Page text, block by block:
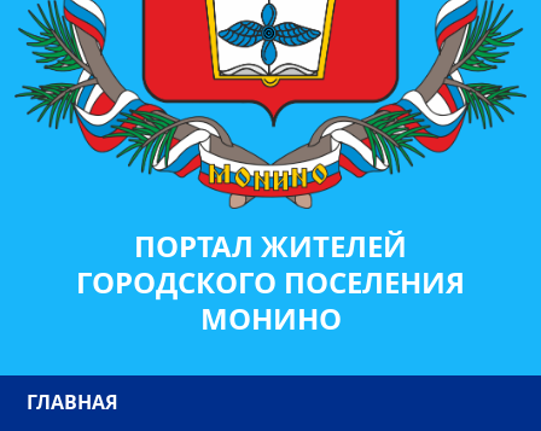
ПОРТАЛ ЖИТЕЛЕЙ
ГОРОДСКОГО ПОСЕЛЕНИЯ
МОНИНО
ГЛАВНАЯ